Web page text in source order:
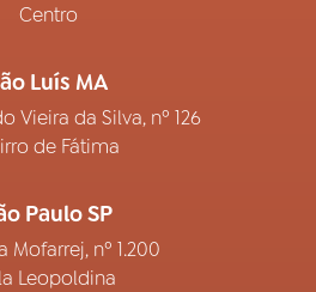
Centro
Luís MA
Vieira da Silva, nº 126
de Fátima
Paulo SP
Mofarrej, nº 1.200
Leopoldina